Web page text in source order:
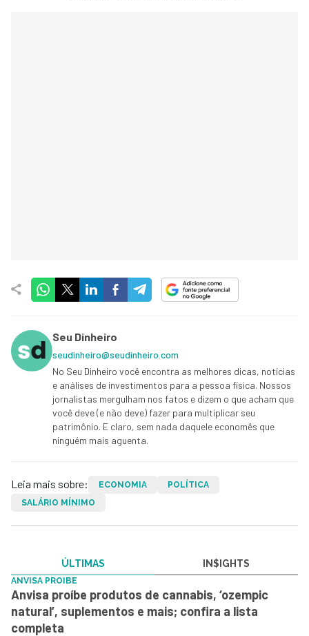
Seu Dinheiro
seudinheiro@seudinheiro.com
No Seu Dinheiro você encontra as melhores dicas, notícias
e análises de investimentos para a pessoa física. Nossos
jornalistas mergulham nos fatos e dizem o que acham que
você deve (e não deve) fazer para multiplicar seu
patrimônio. E claro, sem nada daquele economês que
ninguém mais aguenta.
Leia mais sobre: ECONOMIA
POLÍTICA
SALÁRIO MÍNIMO
ÚLTIMAS IN$IGHTS
ANVISA PROIBE
Anvisa proíbe produtos de cannabis, ‘ozempic
natural’, suplementos e mais; confira a lista
completa